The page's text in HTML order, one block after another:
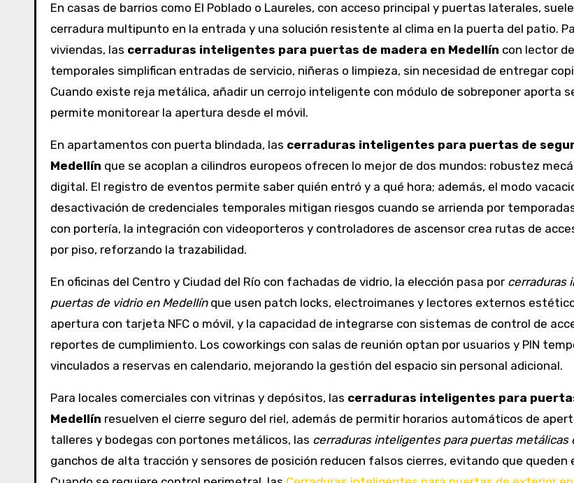
En casas de barrios como El Poblado o Laureles, con acceso principal y puertas laterales,
cerradura multipunto en la entrada y una solución resistente al clima en la puerta del patio.
viviendas, las cerraduras inteligentes para puertas de madera en Medellín con lector
temporales simplifican entradas de servicio, niñeras o limpieza, sin necesidad de entregar
Cuando existe reja metálica, añadir un cerrojo inteligente con módulo de sobreponer aporta
permite monitorear la apertura desde el móvil.
En apartamentos con puerta blindada, las cerraduras inteligentes para puertas de
Medellín que se acoplan a cilindros europeos ofrecen lo mejor de dos mundos: robustez
digital. El registro de eventos permite saber quién entró y a qué hora; además, el modo
desactivación de credenciales temporales mitigan riesgos cuando se arrienda por
con portería, la integración con videoporteros y controladores de ascensor crea rutas de
por piso, reforzando la trazabilidad.
En oficinas del Centro y Ciudad del Río con fachadas de vidrio, la elección pasa por cerraduras
puertas de vidrio en Medellínque usen patch locks, electroimanes y lectores externos
apertura con tarjeta NFC o móvil, y la capacidad de integrarse con sistemas de control de
reportes de cumplimiento. Los coworkings con salas de reunión optan por usuarios y PIN
vinculados a reservas en calendario, mejorando la gestión del espacio sin personal adicional.
Para locales comerciales con vitrinas y depósitos, las cerraduras inteligentes para
Medellín resuelven el cierre seguro del riel, además de permitir horarios automáticos de
talleres y bodegas con portones metálicos, las cerraduras inteligentes para puertas metálicas
ganchos de alta tracción y sensores de posición reducen falsos cierres, evitando que queden